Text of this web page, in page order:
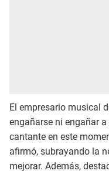
El empresario musical
engañarse ni engañar
cantante en este
afirmó, subrayando la
mejorar. Además,